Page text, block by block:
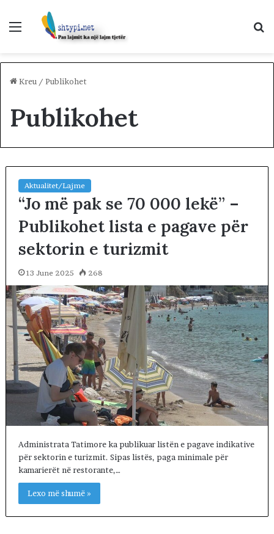
Menu
Kreu / Publikohet
Publikohet
Aktualitet/Lajme
“Jo më pak se 70 000 lekë” –
Publikohet lista e pagave për
sektorin e turizmit
13 June 2025 268
Administrata Tatimore ka publikuar listën e pagave indikative
për sektorin e turizmit. Sipas listës, paga minimale për
kamarierët në restorante,…
Lexo më shumë »